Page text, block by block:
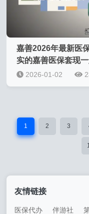
嘉善2026年最新医
实的嘉善医保套现
2026-01-02
1 2 3
友情链接
医保代办 伴游社